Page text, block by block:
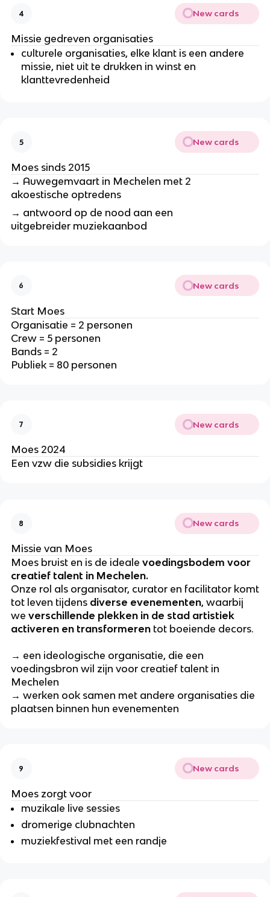
4 New cards
Missie gedreven organisaties
culturele organisaties, elke klant is een andere
missie, niet uit te drukken in winst en
klanttevredenheid
5 New cards
Moes sinds 2015
→ Auwegemvaart in Mechelen met 2
akoestische optredens
→ antwoord op de nood aan een
uitgebreider muziekaanbod
6 New cards
Start Moes
Organisatie = 2 personen
Crew = 5 personen
Bands = 2
Publiek = 80 personen
7 New cards
Moes 2024
Een vzw die subsidies krijgt
8 New cards
Missie van Moes
Moes bruist en is de ideale voedingsbodem voor
creatief talent in Mechelen.
Onze rol als organisator, curator en facilitator komt
tot leven tijdens diverse evenementen, waarbij
we verschillende plekken in de stad artistiek
activeren en transformerentot boeiende decors.
→ een ideologische organisatie, die een
voedingsbron wil zijn voor creatief talent in
Mechelen
→ werken ook samen met andere organisaties die
plaatsen binnen hun evenementen
9 New cards
Moes zorgt voor
muzikale live sessies
dromerige clubnachten
muziekfestival met een randje